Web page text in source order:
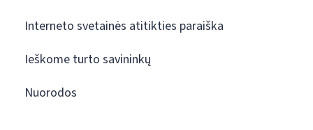
Interneto svetainės atitikties paraiška
Ieškome turto savininkų
Nuorodos